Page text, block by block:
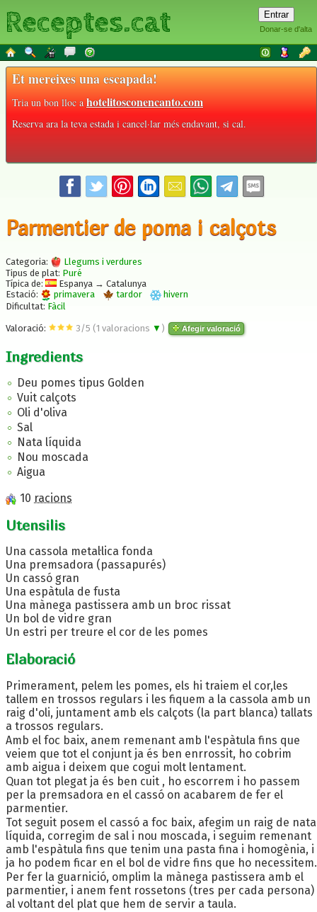
Donar-se d'alta
Receptes.cat
Et mereixes una escapada!
Tria un bon lloc ahotelitosconencanto.com
Reserva ara la teva estada i cancel·lar més endavant, si cal.
Parmentier de poma i calçots
Categoria:
Llegums i verdures
Tipus de plat: Puré
Típica de:
Espanya → Catalunya
Estació:
primavera tardor
hivern
Dificultat: Fàcil
Valoració: 3 /5 (1 valoracions ▼ ) Afegir valoració
Ingredients
Deu pomes tipus Golden
Vuit calçots
Oli d'oliva
Sal
Nata líquida
Nou moscada
Aigua
10 racions
Utensilis
Una cassola metal·lica fonda
Una premsadora (passapurés)
Un cassó gran
Una espàtula de fusta
Una mànega pastissera amb un broc rissat
Un bol de vidre gran
Un estri per treure el cor de les pomes
Elaboració
Primerament, pelem les pomes, els hi traiem el cor,les
tallem en trossos regulars i les fiquem a la cassola amb un
raig d'oli, juntament amb els calçots (la part blanca) tallats
a trossos regulars.
Amb el foc baix, anem remenant amb l'espàtula fins que
veiem que tot el conjunt ja és ben enrrossit, ho cobrim
amb aigua i deixem que cogui molt lentament.
Quan tot plegat ja és ben cuit , ho escorrem i ho passem
per la premsadora en el cassó on acabarem de fer el
parmentier.
Tot seguit posem el cassó a foc baix, afegim un raig de nata
líquida, corregim de sal i nou moscada, i seguim remenant
amb l'espàtula fins que tenim una pasta fina i homogènia, i
ja ho podem ficar en el bol de vidre fins que ho necessitem.
Per fer la guarnició, omplim la mànega pastissera amb el
parmentier, i anem fent rossetons (tres per cada persona)
al voltant del plat que hem de servir a taula.